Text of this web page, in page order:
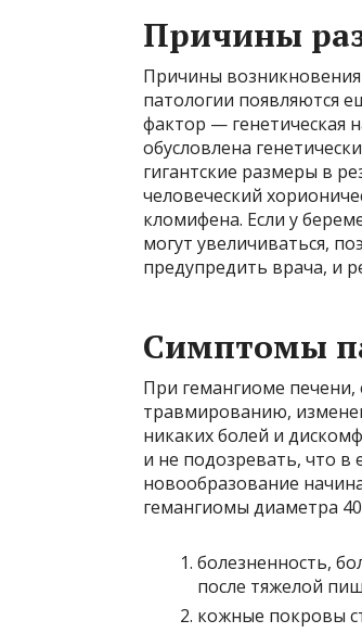
Причины
Причины
патологии появляются
фактор — генетическая
обусловлена
гигантские размеры в
человеческий
кломифена. Если у
могут увеличиваться,
предупредить врача, и
Симптомы
При гемангиоме
травмированию,
никаких болей и
и не подозревать, что в
новообразование
гемангиомы диаметра
болезненность,
после тяжелой
кожные покровы